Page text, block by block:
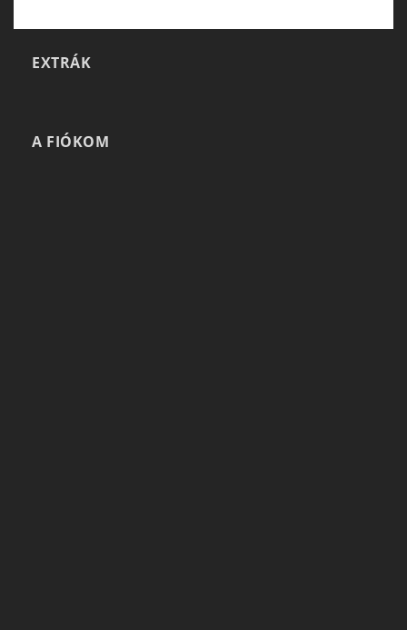
EXTRÁK
A FIÓKOM